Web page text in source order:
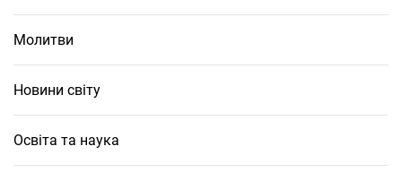
Молитви
Новини світу
Освіта та наука